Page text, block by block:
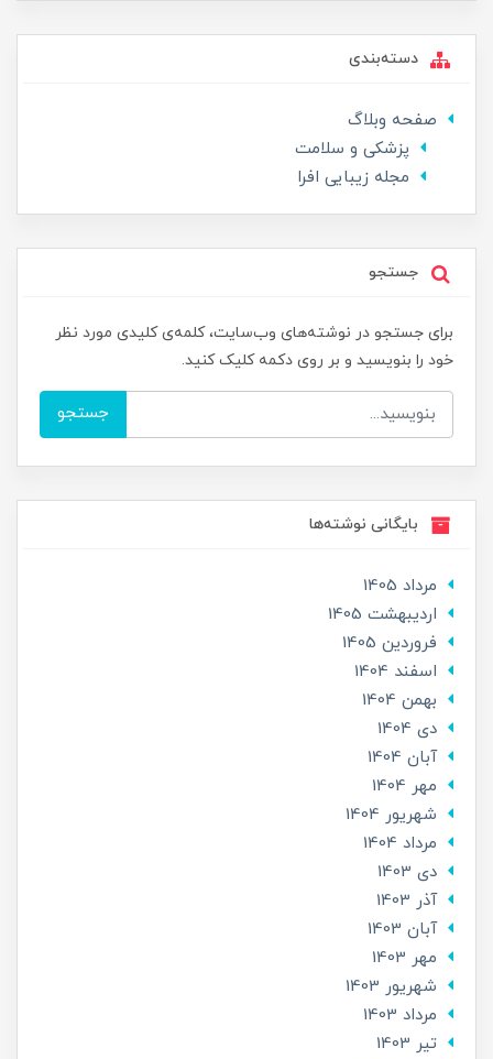
دسته‌بندی
صفحه وبلاگ
پزشکی و سلامت
مجله زیبایی افرا
جستجو
برای جستجو در نوشته‌های وب‌سایت، کلمه‌ی کلیدی مورد نظر
خود را بنویسید و بر روی دکمه کلیک کنید.
جستجو
بایگانی نوشته‌ها
مرداد 1405
ارديبهشت 1405
فروردین 1405
اسفند 1404
بهمن 1404
دی 1404
آبان 1404
مهر 1404
شهریور 1404
مرداد 1404
دی 1403
آذر 1403
آبان 1403
مهر 1403
شهریور 1403
مرداد 1403
تير 1403